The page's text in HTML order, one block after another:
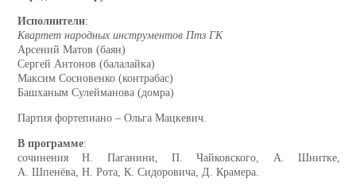
Исполнители:
Квартет народных инструментов Птз ГК
Арсений Матов (баян)
Сергей Антонов (балалайка)
Максим Сосновенко (контрабас)
Башханым Сулейманова (домра)
Партия фортепиано – Ольга Мацкевич.
В программе:
сочинения Н. Паганини, П. Чайковского, А. Шнитке,
А. Шпенёва, Н. Рота, К. Сидоровича, Д. Крамера.